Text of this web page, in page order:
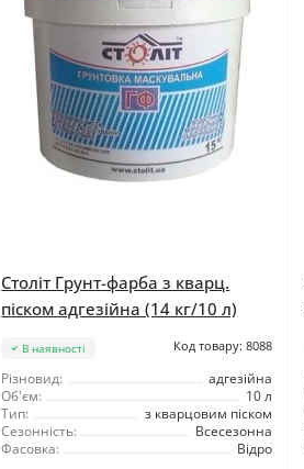
Століт Грунт-фарба з кварц.
піском адгезійна (14 кг/10 л)
В наявності Код товару: 8088
Різновид:
адгезійна
Об'єм:
10 л
Тип:
з кварцовим піском
Сезонність:
Всесезонна
Фасовка:
Відро